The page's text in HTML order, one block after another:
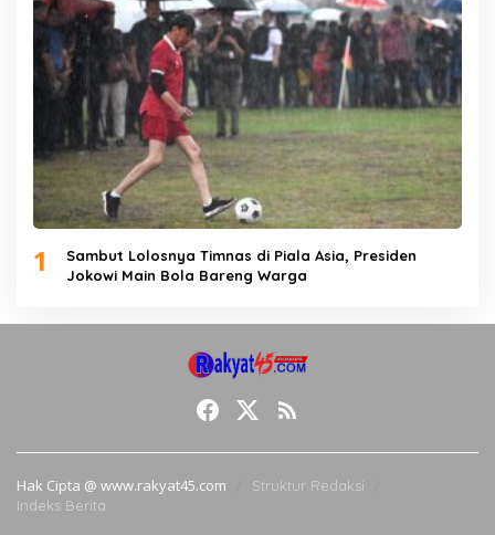
1
Sambut Lolosnya Timnas di Piala Asia, Presiden
Jokowi Main Bola Bareng Warga
Hak Cipta @ www.rakyat45.com
Struktur Redaksi
Indeks Berita